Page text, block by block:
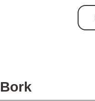
Bork